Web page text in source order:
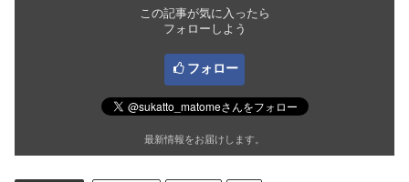
この記事が気に入ったら
フォローしよう
フォロー
最新情報をお届けします。